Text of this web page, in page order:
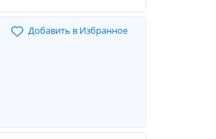
Добавить в Избранное